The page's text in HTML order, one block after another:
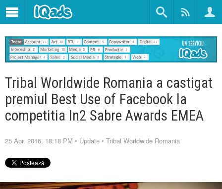
Tribal Worldwide Romania a castigat
premiul Best Use of Facebook la
competitia In2 Sabre Awards EMEA
25 Apr. 2016, 18:18 PM • Update • Tribal Worldwide Romania